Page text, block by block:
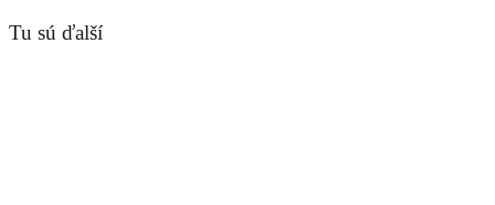
Tu sú ďalší